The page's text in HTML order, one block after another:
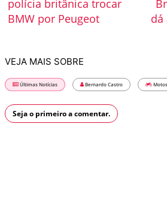
dá
polícia britânica trocar
BMW por Peugeot
VEJA MAIS SOBRE
Últimas Notícias Bernardo Castro Motos
Seja o primeiro a comentar.